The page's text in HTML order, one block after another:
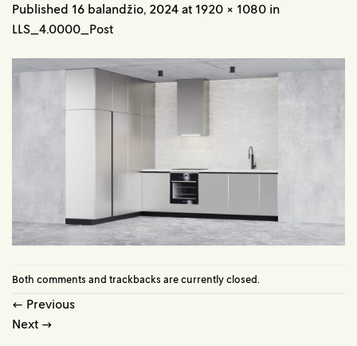
Published 16 balandžio, 2024 at 1920 × 1080 in
LLS_4.0000_Post
Both comments and trackbacks are currently closed.
← Previous
Next →